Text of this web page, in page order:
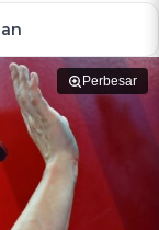
Perbesar